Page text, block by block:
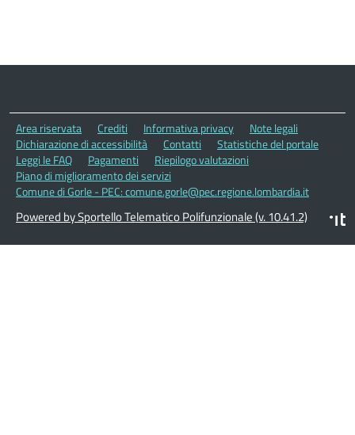
Area riservata Crediti Informativa privacy
Note legali
Dichiarazione di accessibilità
Contatti
Statistiche del portale
Leggi le FAQ
Pagamenti
Riepilogo valutazioni
Piano di miglioramento dei servizi
Comune di Gorle - PEC: comune.gorle@pec.regione.lombardia.it
Powered by Sportello Telematico Polifunzionale (v. 10.41.2)